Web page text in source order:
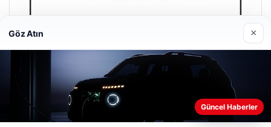
A Life Pursaklar Hastanesi
Web sitemizi nasıl kullandığınızı daha iyi anlayabilmek,
Göz Atın ×
Güncel Haberler